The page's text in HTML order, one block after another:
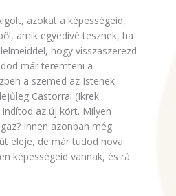
azokat a képességeid,
amik egyedivé tesznek, ha
hogy visszaszerezd
már teremteni a
a szemed az Istenek
Castorral (Ikrek
az új kört. Milyen
Innen azonban még
eleje, de már tudod hova
képességeid vannak, és rá